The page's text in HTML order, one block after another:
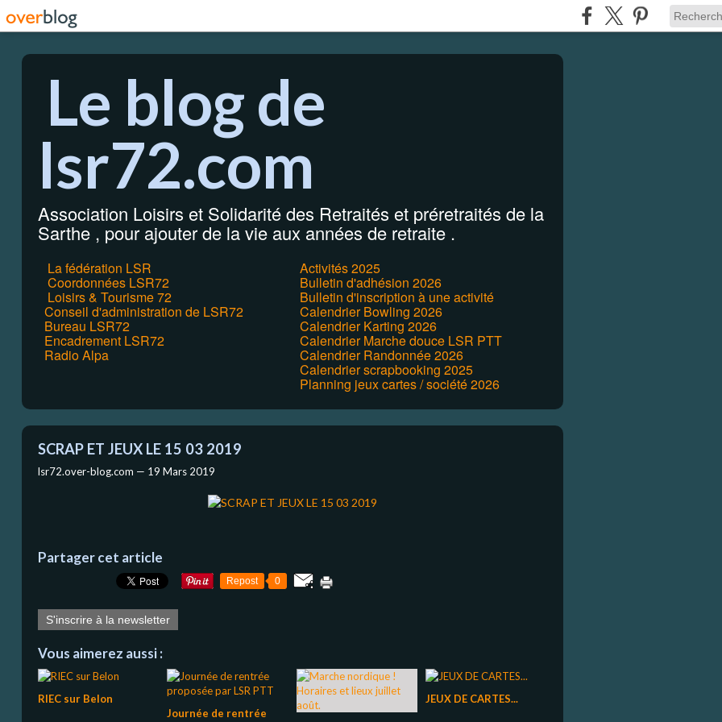
Le blog de
lsr72.com
Association Loisirs et Solidarité des Retraités et préretraités de la
Sarthe , pour ajouter de la vie aux années de retraite .
La fédération LSR
Coordonnées LSR72
Loisirs & Tourisme 72
Conseil d'administration de LSR72
Bureau LSR72
Encadrement LSR72
Radio Alpa
Activités 2025
Bulletin d'adhésion 2026
Bulletin d'inscription à une activité
Calendrier Bowling 2026
Calendrier Karting 2026
Calendrier Marche douce LSR PTT
Calendrier Randonnée 2026
Calendrier scrapbooking 2025
Planning jeux cartes / société 2026
SCRAP ET JEUX LE 15 03 2019
lsr72.over-blog.com — 19 Mars 2019
Partager cet article
Repost 0
S'inscrire à la newsletter
Vous aimerez aussi :
RIEC sur Belon
Journée de rentrée
JEUX DE CARTES...